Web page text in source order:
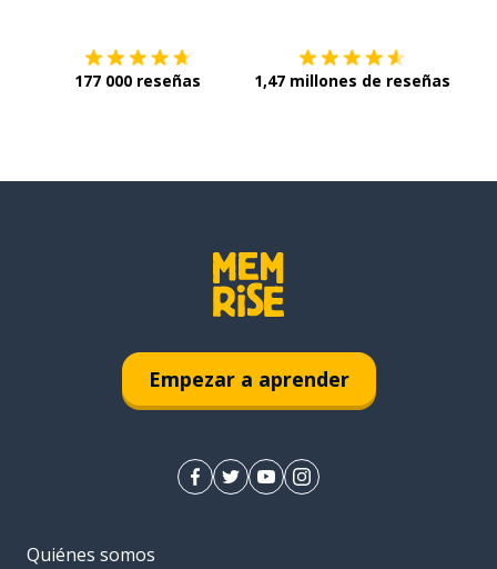
177 000 reseñas 1,47 millones de reseñas
Empezar a aprender
Quiénes somos